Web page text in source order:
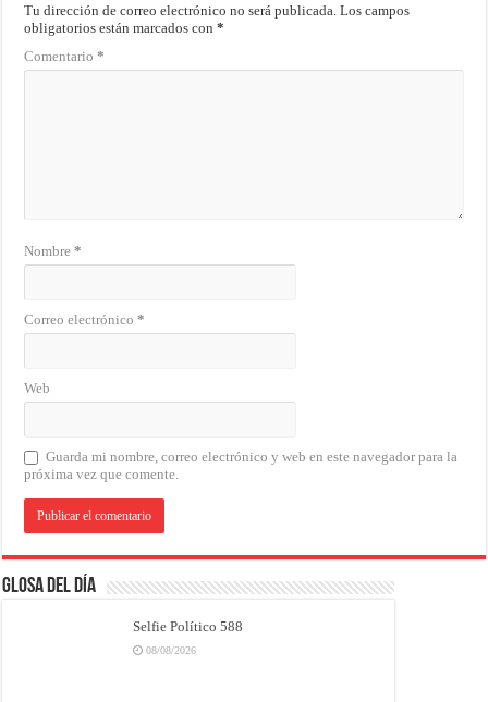
Tu dirección de correo electrónico no será publicada. Los campos
obligatorios están marcados con*
Comentario*
Nombre*
Correo electrónico*
Web
Guarda mi nombre, correo electrónico y web en este navegador para la
próxima vez que comente.
Glosa del Día
Selfie Político 588
08/08/2026